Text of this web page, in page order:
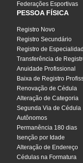
Federações Esportivas
PESSOA FÍSICA
Registro Novo
Registro Secundário
Registro de
Transferência de
Anuidade Profissional
Baixa de Registro
Renovação de Cédula
Alteração de Categoria
Segunda Via de Cédula
Autônomos
Permanência 180 dias
Isenção por Idade
Alteração de Endereço
Cédulas na Formatura